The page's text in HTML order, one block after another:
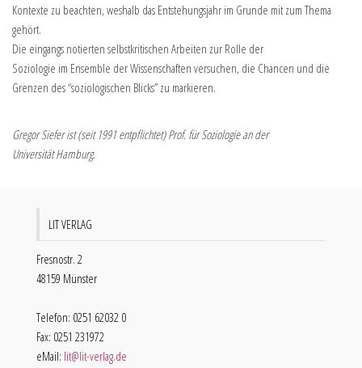
Kontexte zu beachten, weshalb das Entstehungsjahr im Grunde mit zum Thema
gehört.
Die eingangs notierten selbstkritischen Arbeiten zur Rolle der
Soziologie im Ensemble der Wissenschaften versuchen, die Chancen und die
Grenzen des “soziologischen Blicks” zu markieren.
Gregor Siefer ist (seit 1991 entpflichtet) Prof. für Soziologie an der
Universität Hamburg.
LIT VERLAG
Fresnostr. 2
48159 Münster
Telefon: 0251 62032 0
Fax: 0251 231972
eMail: lit@lit-verlag.de